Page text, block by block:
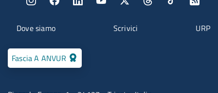
Fascia A ANVUR
Menu contatti
Dove siamo Scrivici URP